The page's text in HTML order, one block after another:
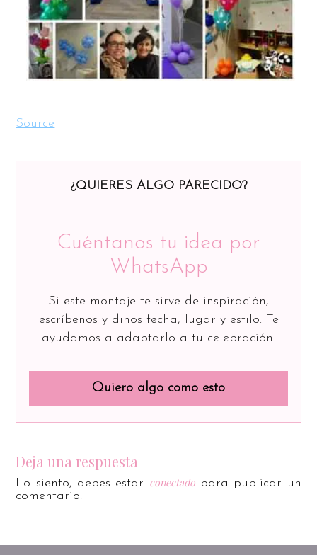
Source
¿QUIERES ALGO PARECIDO?
Cuéntanos tu idea por
WhatsApp
Si este montaje te sirve de inspiración,
escríbenos y dinos fecha, lugar y estilo. Te
ayudamos a adaptarlo a tu celebración.
Quiero algo como esto
Deja una respuesta
Lo siento, debes estar conectadopara publicar un
comentario.